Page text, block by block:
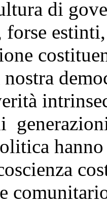
di
forse